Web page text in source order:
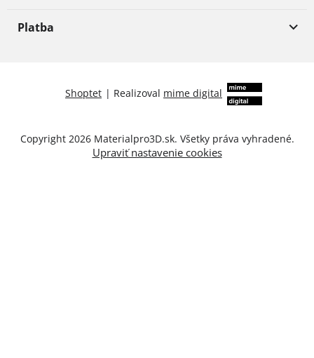
Platba
Shoptet | Realizoval mime digital
Copyright 2026 Materialpro3D.sk. Všetky práva vyhradené.
Upraviť nastavenie cookies